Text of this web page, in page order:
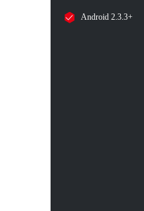
Android 2.3.3+